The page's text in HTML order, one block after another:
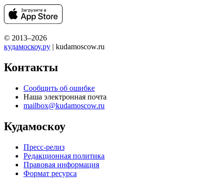
© 2013–2026
кудамоскоу.ру | kudamoscow.ru
Контакты
Сообщить об ошибке
Наша электронная почта
mailbox@kudamoscow.ru
Кудамоскоу
Пресс-релиз
Редакционная политика
Правовая информация
Формат ресурса